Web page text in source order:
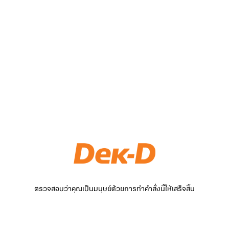
ตรวจสอบว่าคุณเป็นมนุษย์ด้วยการทำคำสั่งนี้ให้เสร็จสิ้น